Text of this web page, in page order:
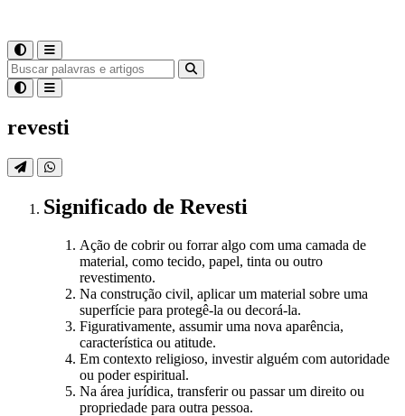
revesti
Significado de Revesti
Ação de cobrir ou forrar algo com uma camada de
material, como tecido, papel, tinta ou outro
revestimento.
Na construção civil, aplicar um material sobre uma
superfície para protegê-la ou decorá-la.
Figurativamente, assumir uma nova aparência,
característica ou atitude.
Em contexto religioso, investir alguém com autoridade
ou poder espiritual.
Na área jurídica, transferir ou passar um direito ou
propriedade para outra pessoa.